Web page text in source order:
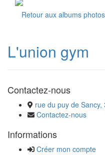
Retour aux albums photos
L'union gym
Contactez-nous
rue du puy de
Contactez-nous
Informations
Créer mon compte